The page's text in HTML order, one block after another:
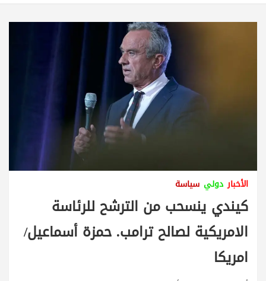
الأخبار دولي سياسة
كيندي ينسحب من الترشح للرئاسة
الامريكية لصالح ترامب. حمزة أسماعيل/
امريكا